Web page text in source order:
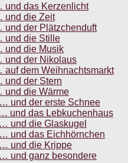
und das Kerzenlicht
und die Zeit
der Plätzchenduft
und die Stille
und die Musik
und der Nikolaus
dem Weihnachtsmarkt
und der Stern
und die Wärme
und der erste Schnee
und das Lebkuchenhaus
und die Glaskugel
und das Eichhörnchen
und die Krippe
und ganz besondere